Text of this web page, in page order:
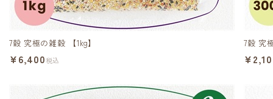
7穀 究極の雑穀 【1kg】
¥6,400税込
7穀 究